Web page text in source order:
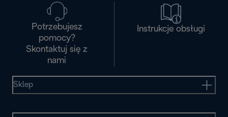
Potrzebujesz
pomocy?
Skontaktuj się z
nami
Instrukcje obsługi
Sklep